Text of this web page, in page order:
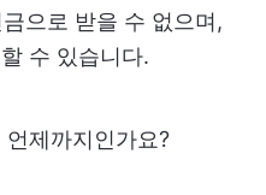
으로 받을 수 없으며,
수 있습니다.
제까지인가요?